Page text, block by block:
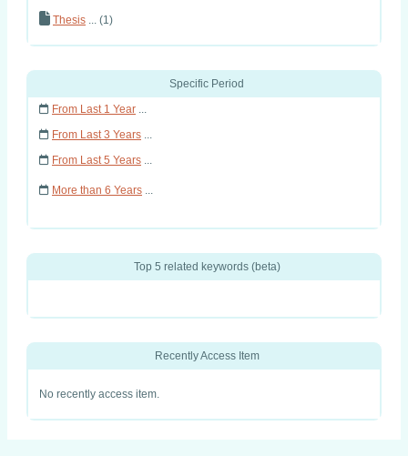
Thesis ... (1)
Specific Period
From Last 1 Year ...
From Last 3 Years ...
From Last 5 Years ...
More than 6 Years ...
Top 5 related keywords (beta)
Recently Access Item
No recently access item.